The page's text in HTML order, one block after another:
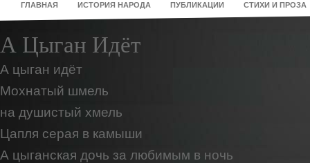
ГЛАВНАЯ ИСТОРИЯ НАРОДА ПУБЛИКАЦИИ СТИХИ И ПРОЗА
А Цыган Идёт
А цыган идёт
Мохнатый шмель
на душистый хмель
Цапля серая в камыши
А цыганская дочь за любимым в ночь